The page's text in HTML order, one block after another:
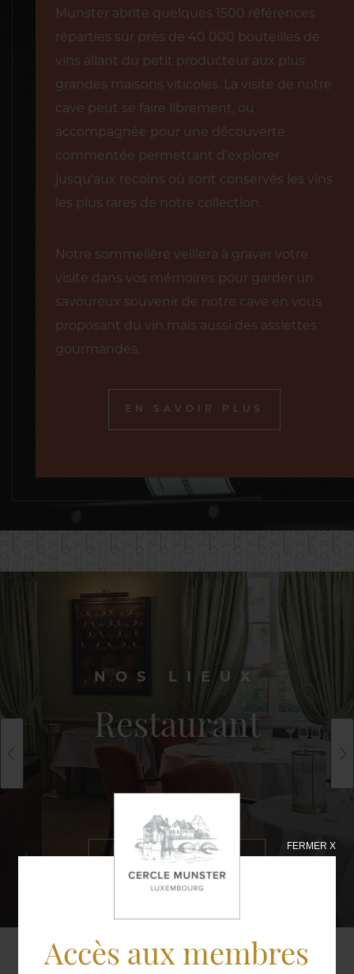
Accès aux membres
FERMER X
Munster abrite quelques 1500 références
réparties sur près de 40 000 bouteilles de
vins allant du petit producteur aux plus
grandes maisons viticoles. La visite de notre
cave peut se faire librement, ou
accompagnée pour une découverte
commentée permettant d’explorer
jusqu’aux recoins où sont conservés les vins
les plus rares de notre collection.
Notre sommelière veillera à graver votre
visite dans vos mémoires pour garder un
savoureux souvenir de notre cave en vous
proposant du vin mais aussi des assiettes
gourmandes.
EN SAVOIR PLUS
NOS LIEUX
Restaurant
EN SAVOIR
PLUS